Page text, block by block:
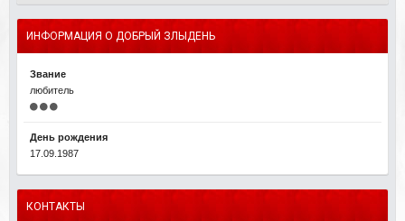
ИНФОРМАЦИЯ О ДОБРЫЙ ЗЛЫДЕНЬ
Звание
любитель
День рождения
17.09.1987
КОНТАКТЫ